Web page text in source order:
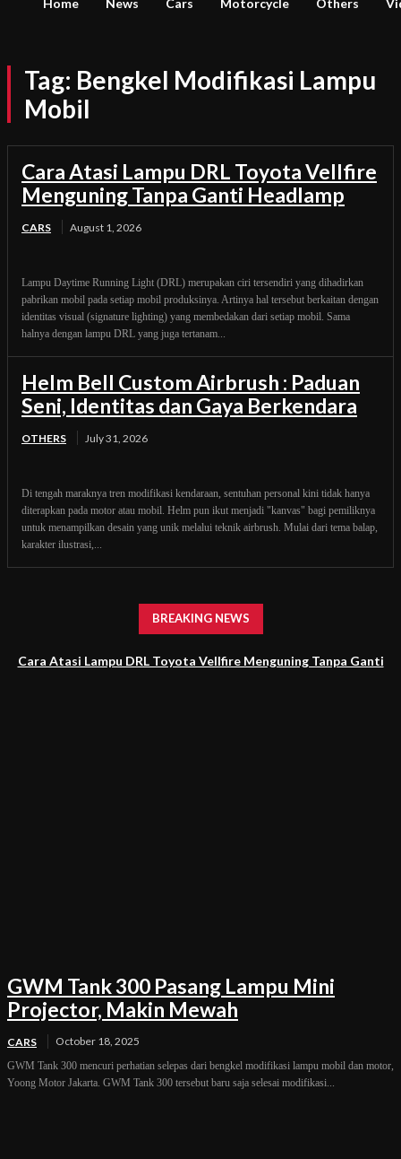
Home News Cars Motorcycle Others
Tag: Bengkel Modifikasi Lampu
Mobil
Cara Atasi Lampu DRL Toyota Vellfire
Menguning Tanpa Ganti Headlamp
CARS August 1, 2026
Lampu Daytime Running Light (DRL) merupakan ciri tersendiri yang dihadirkan
pabrikan mobil pada setiap mobil produksinya. Artinya hal tersebut berkaitan dengan
identitas visual (signature lighting) yang membedakan dari setiap mobil. Sama
halnya dengan lampu DRL yang juga tertanam...
Helm Bell Custom Airbrush : Paduan
Seni, Identitas dan Gaya Berkendara
OTHERS July 31, 2026
Di tengah maraknya tren modifikasi kendaraan, sentuhan personal kini tidak hanya
diterapkan pada motor atau mobil. Helm pun ikut menjadi "kanvas" bagi pemiliknya
untuk menampilkan desain yang unik melalui teknik airbrush. Mulai dari tema balap,
karakter ilustrasi,...
BREAKING NEWS
Cara Atasi Lampu DRL Toyota Vellfire Menguning Tanpa Ganti
GWM Tank 300 Pasang Lampu Mini
Projector, Makin Mewah
CARS October 18, 2025
GWM Tank 300 mencuri perhatian selepas dari bengkel modifikasi lampu mobil dan motor,
Yoong Motor Jakarta. GWM Tank 300 tersebut baru saja selesai modifikasi...